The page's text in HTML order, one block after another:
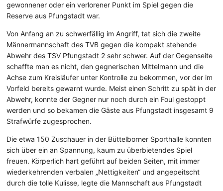
gewonnener oder ein verlorener Punkt im Spiel gegen die
Reserve aus Pfungstadt war.
Von Anfang an zu schwerfällig im Angriff, tat sich die zweite
Männermannschaft des TVB gegen die kompakt stehende
Abwehr des TSV Pfungstadt 2 sehr schwer. Auf der Gegenseite
schaffte man es nicht, den gegnerischen Mittelmann und die
Achse zum Kreisläufer unter Kontrolle zu bekommen, vor der im
Vorfeld bereits gewarnt wurde. Meist einen Schritt zu spät in der
Abwehr, konnte der Gegner nur noch durch ein Foul gestoppt
werden und so bekamen die Gäste aus Pfungstadt insgesamt 9
Strafwürfe zugesprochen.
Die etwa 150 Zuschauer in der Büttelborner Sporthalle konnten
sich über ein an Spannung, kaum zu überbietendes Spiel
freuen. Körperlich hart geführt auf beiden Seiten, mit immer
wiederkehrenden verbalen „Nettigkeiten“ und angepeitscht
durch die tolle Kulisse, legte die Mannschaft aus Pfungstadt